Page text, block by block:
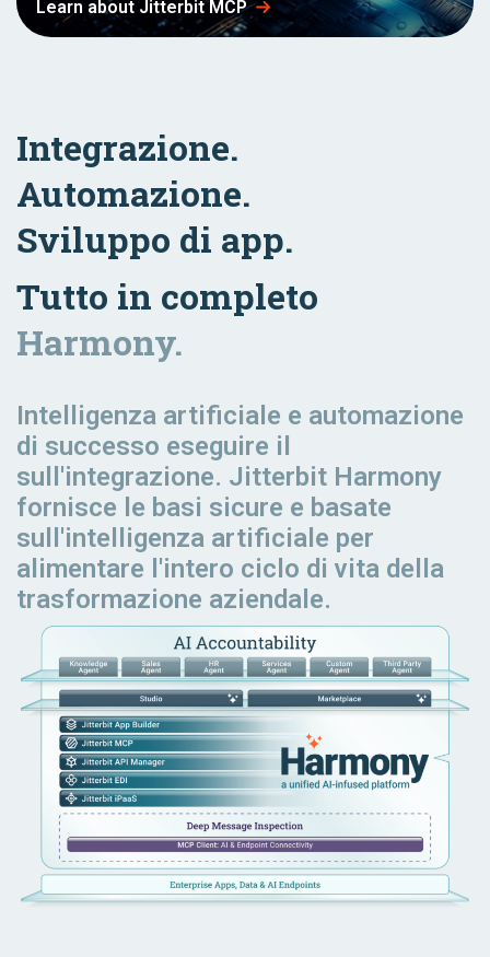
Learn about Jitterbit MCP
Integrazione.
Automazione.
Sviluppo di app.
Tutto in completo
Harmony.
Intelligenza artificiale e automazione
di successo eseguire il
sull'integrazione. Jitterbit Harmony
fornisce le basi sicure e basate
sull'intelligenza artificiale per
alimentare l'intero ciclo di vita della
trasformazione aziendale.